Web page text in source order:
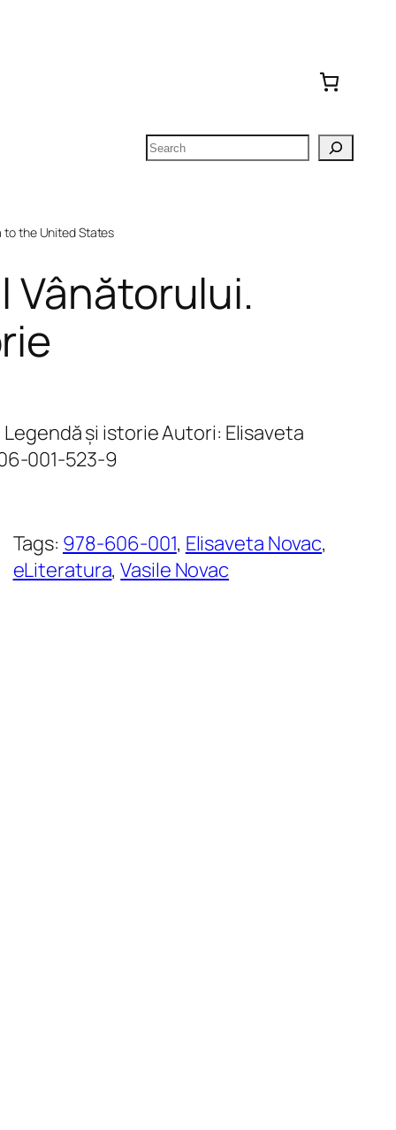
Search
to the United States
Vânătorului.
și istorie Autori: Elisaveta
001-523-9
Tags: 978-606-001, Elisaveta Novac
eLiteratura, Vasile Novac